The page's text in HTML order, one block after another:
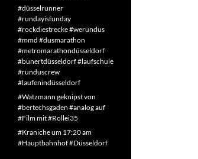
#düsselrunner
#rundayisfunday
#rockdiestrecke #werundus
#mmd #dusmarathon
#metromarathondüsseldorf
#bunertdüsseldorf #laufschule
#runduscrew
#laufenindüsseldorf
#Watzmann geknipst von
#bertechsgaden #analog auf
#Film mit #Rollei35
#Kraniche um 17:20 am
#Hauptbahnhof #Düsseldorf